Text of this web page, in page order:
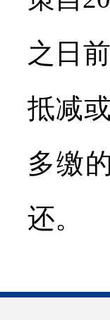
之日
抵减
多缴
还。